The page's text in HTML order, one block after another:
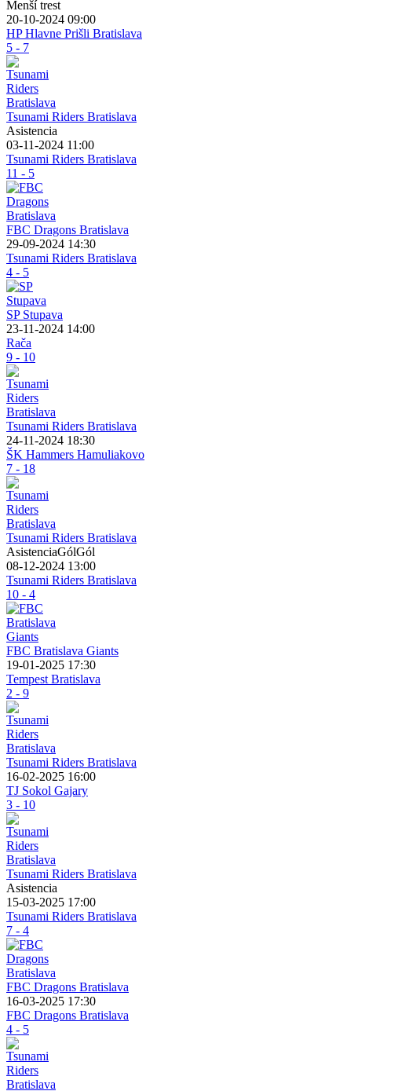
Menší trest
20-10-2024 09:00
HP Hlavne Prišli Bratislava
5 - 7
Tsunami Riders Bratislava
Asistencia
03-11-2024 11:00
Tsunami Riders Bratislava
11 - 5
FBC Dragons Bratislava
29-09-2024 14:30
Tsunami Riders Bratislava
4 - 5
SP Stupava
23-11-2024 14:00
Rača
9 - 10
Tsunami Riders Bratislava
24-11-2024 18:30
ŠK Hammers Hamuliakovo
7 - 18
Tsunami Riders Bratislava
AsistenciaGólGól
08-12-2024 13:00
Tsunami Riders Bratislava
10 - 4
FBC Bratislava Giants
19-01-2025 17:30
Tempest Bratislava
2 - 9
Tsunami Riders Bratislava
16-02-2025 16:00
TJ Sokol Gajary
3 - 10
Tsunami Riders Bratislava
Asistencia
15-03-2025 17:00
Tsunami Riders Bratislava
7 - 4
FBC Dragons Bratislava
16-03-2025 17:30
FBC Dragons Bratislava
4 - 5